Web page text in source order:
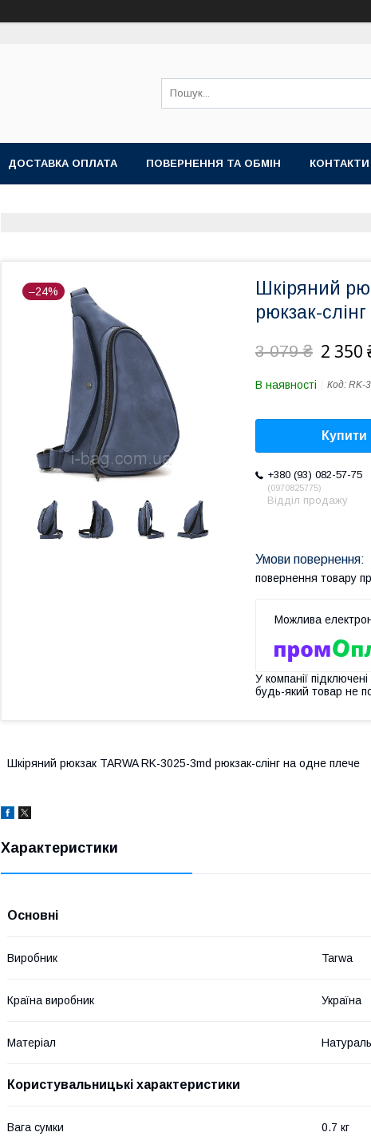
ДОСТАВКА ОПЛАТА ПОВЕРНЕННЯ ТА ОБМІН КОНТАКТИ
–24%
Шкіряний
рюкзак-
3 079 ₴ 2 350
В наявності Код: RK-
Купити
+380 (93) 082-57-75
0970825775
Відділ продажу
повернення товару
У компанії
будь-який товар не
Шкіряний рюкзак TARWA RK-3025-3md рюкзак-слінг на одне плече
Характеристики
Основні
Виробник Tarwa
Країна виробник Україна
Матеріал
Користувальницькі характеристики
Вага сумки 0.7 кг